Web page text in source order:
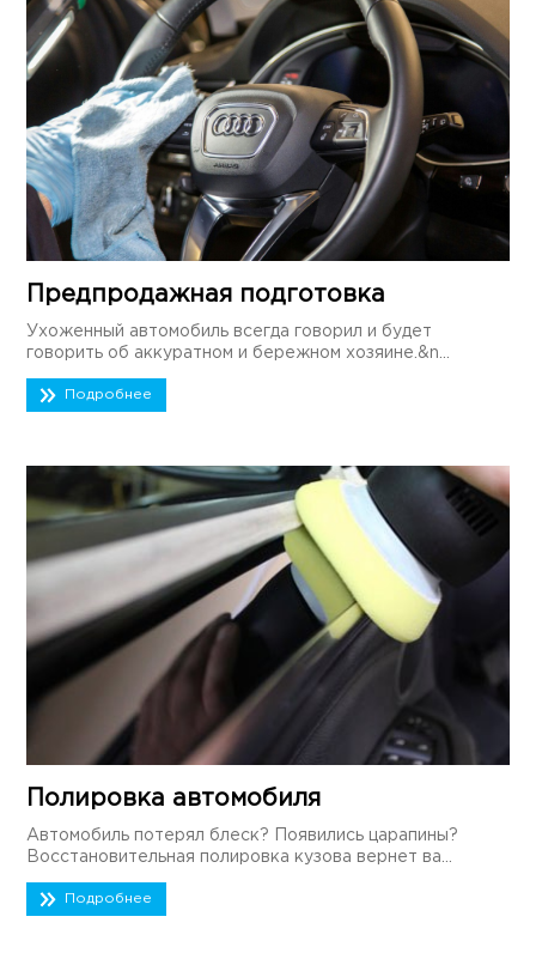
Предпродажная подготовка
Ухоженный автомобиль всегда говорил и будет
говорить об аккуратном и бережном хозяине.&n...
Подробнее
Полировка автомобиля
Автомобиль потерял блеск? Появились царапины?
Восстановительная полировка кузова вернет ва...
Подробнее